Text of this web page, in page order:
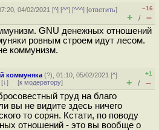
04/02/2021 [^] [^^] [^^^] [ответить]
–16
+ / –
GNU денежных отношений
ровным строем идут лесом.
коммунизм.
коммуняка (?), 01:10, 05/02/2021 [^]
[↓] [к модератору]
+1
+ / –
труд на благо
вы не видите здесь ничего
то сорян. Кстати, по поводу
отношений - это вы вообще о